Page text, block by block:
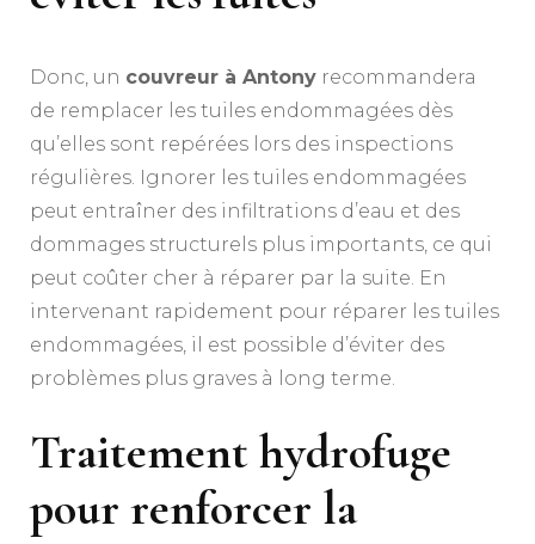
Donc, un couvreur à Antony recommandera
de remplacer les tuiles endommagées dès
qu’elles sont repérées lors des inspections
régulières. Ignorer les tuiles endommagées
peut entraîner des infiltrations d’eau et des
dommages structurels plus importants, ce qui
peut coûter cher à réparer par la suite. En
intervenant rapidement pour réparer les tuiles
endommagées, il est possible d’éviter des
problèmes plus graves à long terme.
Traitement hydrofuge
pour renforcer la